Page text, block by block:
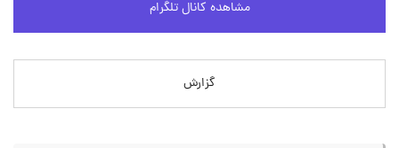
مشاهده کانال تلگرام
گزارش